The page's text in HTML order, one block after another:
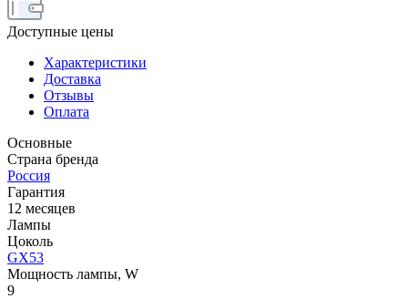
Доступные цены
Характеристики
Доставка
Отзывы
Оплата
Основные
Страна бренда
Россия
Гарантия
12 месяцев
Лампы
Цоколь
GX53
Мощность лампы, W
9